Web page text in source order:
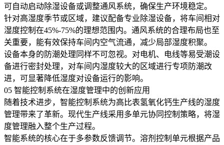
可自动启动除湿设备或调整通风系统，确保生产环境稳定。
针对高湿度季节或区域，建议配备专业除湿设备，将车间相对
湿度控制在45%-75%的理想范围内。通风系统的合理布局也至
关重要，能有效保持车间内空气流通，减少局部湿度积聚。
设备本身的防潮处理同样不可忽视。对电机、电线等易受潮设
备进行密封处理，对车间内湿度较大的区域进行专项防潮改
进，可显著降低湿度对设备运行的影响。
05 智能控制系统在湿度管理中的创新应用
随着技术进步，智能控制系统为高比表氢氧化钙生产线的湿度
管理带来了革新。现代生产线采用多单元协同控制策略，将湿
度管理融入整个生产过程。
智能系统的核心在于多参数反馈调节。溶剂控制单元根据产品